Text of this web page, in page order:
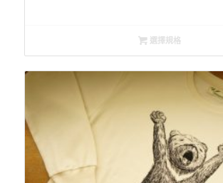
選擇規格